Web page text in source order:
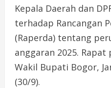
Kepala Daerah dan
terhadap Rancangan
(Raperda) tentang
anggaran 2025.
Wakil Bupati Bogor,
(30/9).